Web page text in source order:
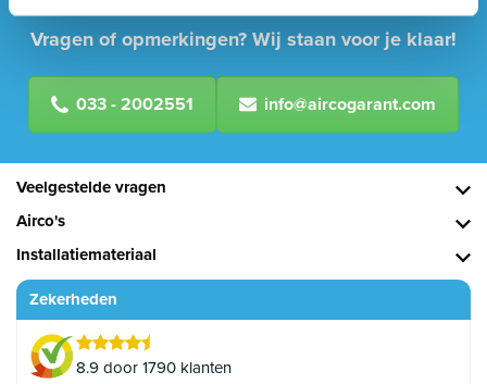
Vragen of opmerkingen? Wij staan voor je klaar!
033 - 2002551 info@aircogarant.com
Veelgestelde vragen
Airco's
Installatiemateriaal
Zekerheden
8.9 door 1790 klanten